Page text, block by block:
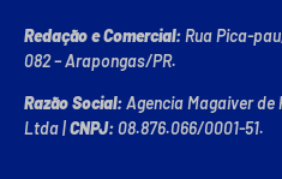
Redação e Comercial:Rua Pica-
082 – Arapongas/PR.
Razão Social:Agencia Magaiver
Ltda|CNPJ:08.876.066/0001-51.